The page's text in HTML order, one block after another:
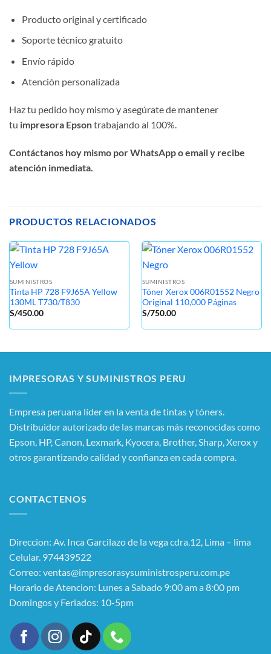
Producto original y certificado
Soporte técnico gratuito
Envío rápido
Atención personalizada
Haz tu pedido hoy mismo y asegúrate de mantener
tu impresora Epsontrabajando al 100%.
Contáctanos hoy mismo por WhatsApp o email y recibe
atención inmediata.
PRODUCTOS RELACIONADOS
SUMINISTROS
Tinta HP 728 F9J65A Yellow
130ML T730/T830
S/450.00
SUMINISTROS
Tóner Xerox 006R01552 Negro
Original 110,000 Páginas
S/750.00
IMPRESORAS Y SUMINISTROS PERU
Empresa peruana líder en la venta de tintas y tóners.
Distribuidor autorizado de las marcas más reconocidas como
Epson, HP, Canon, Lexmark, Kyocera, Brother, Sharp, Xerox y
otros garantizando calidad y confianza en cada compra.
CONTACTENOS
Direccion: Av. Inca Garcilazo de la vega cdra.12, Lima – lima
Celular. 974439522
Correo: ventas@impresorasysuministrosperu.com.pe
Horario de Atencion: Lunes a Sabado 9:00 am a 8:00 pm
Domingos y Feriados: 10-5pm